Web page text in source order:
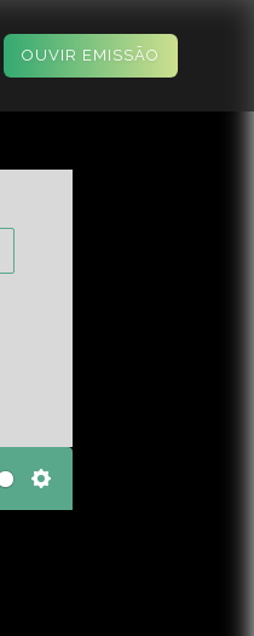
OUVIR EMISSÃO
Settings